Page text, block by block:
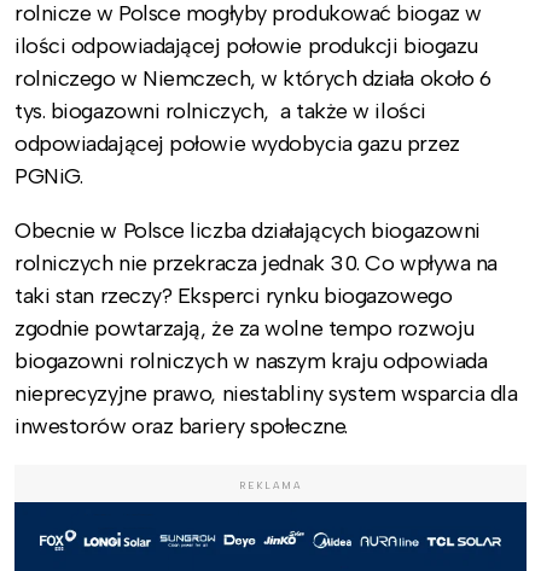
rolnicze w Polsce mogłyby produkować biogaz w
ilości odpowiadającej połowie produkcji biogazu
rolniczego w Niemczech, w których działa około 6
tys. biogazowni rolniczych, a także w ilości
odpowiadającej połowie wydobycia gazu przez
PGNiG.
Obecnie w Polsce liczba działających biogazowni
rolniczych nie przekracza jednak 30. Co wpływa na
taki stan rzeczy? Eksperci rynku biogazowego
zgodnie powtarzają, że za wolne tempo rozwoju
biogazowni rolniczych w naszym kraju odpowiada
nieprecyzyjne prawo, niestabliny system wsparcia dla
inwestorów oraz bariery społeczne.
REKLAMA